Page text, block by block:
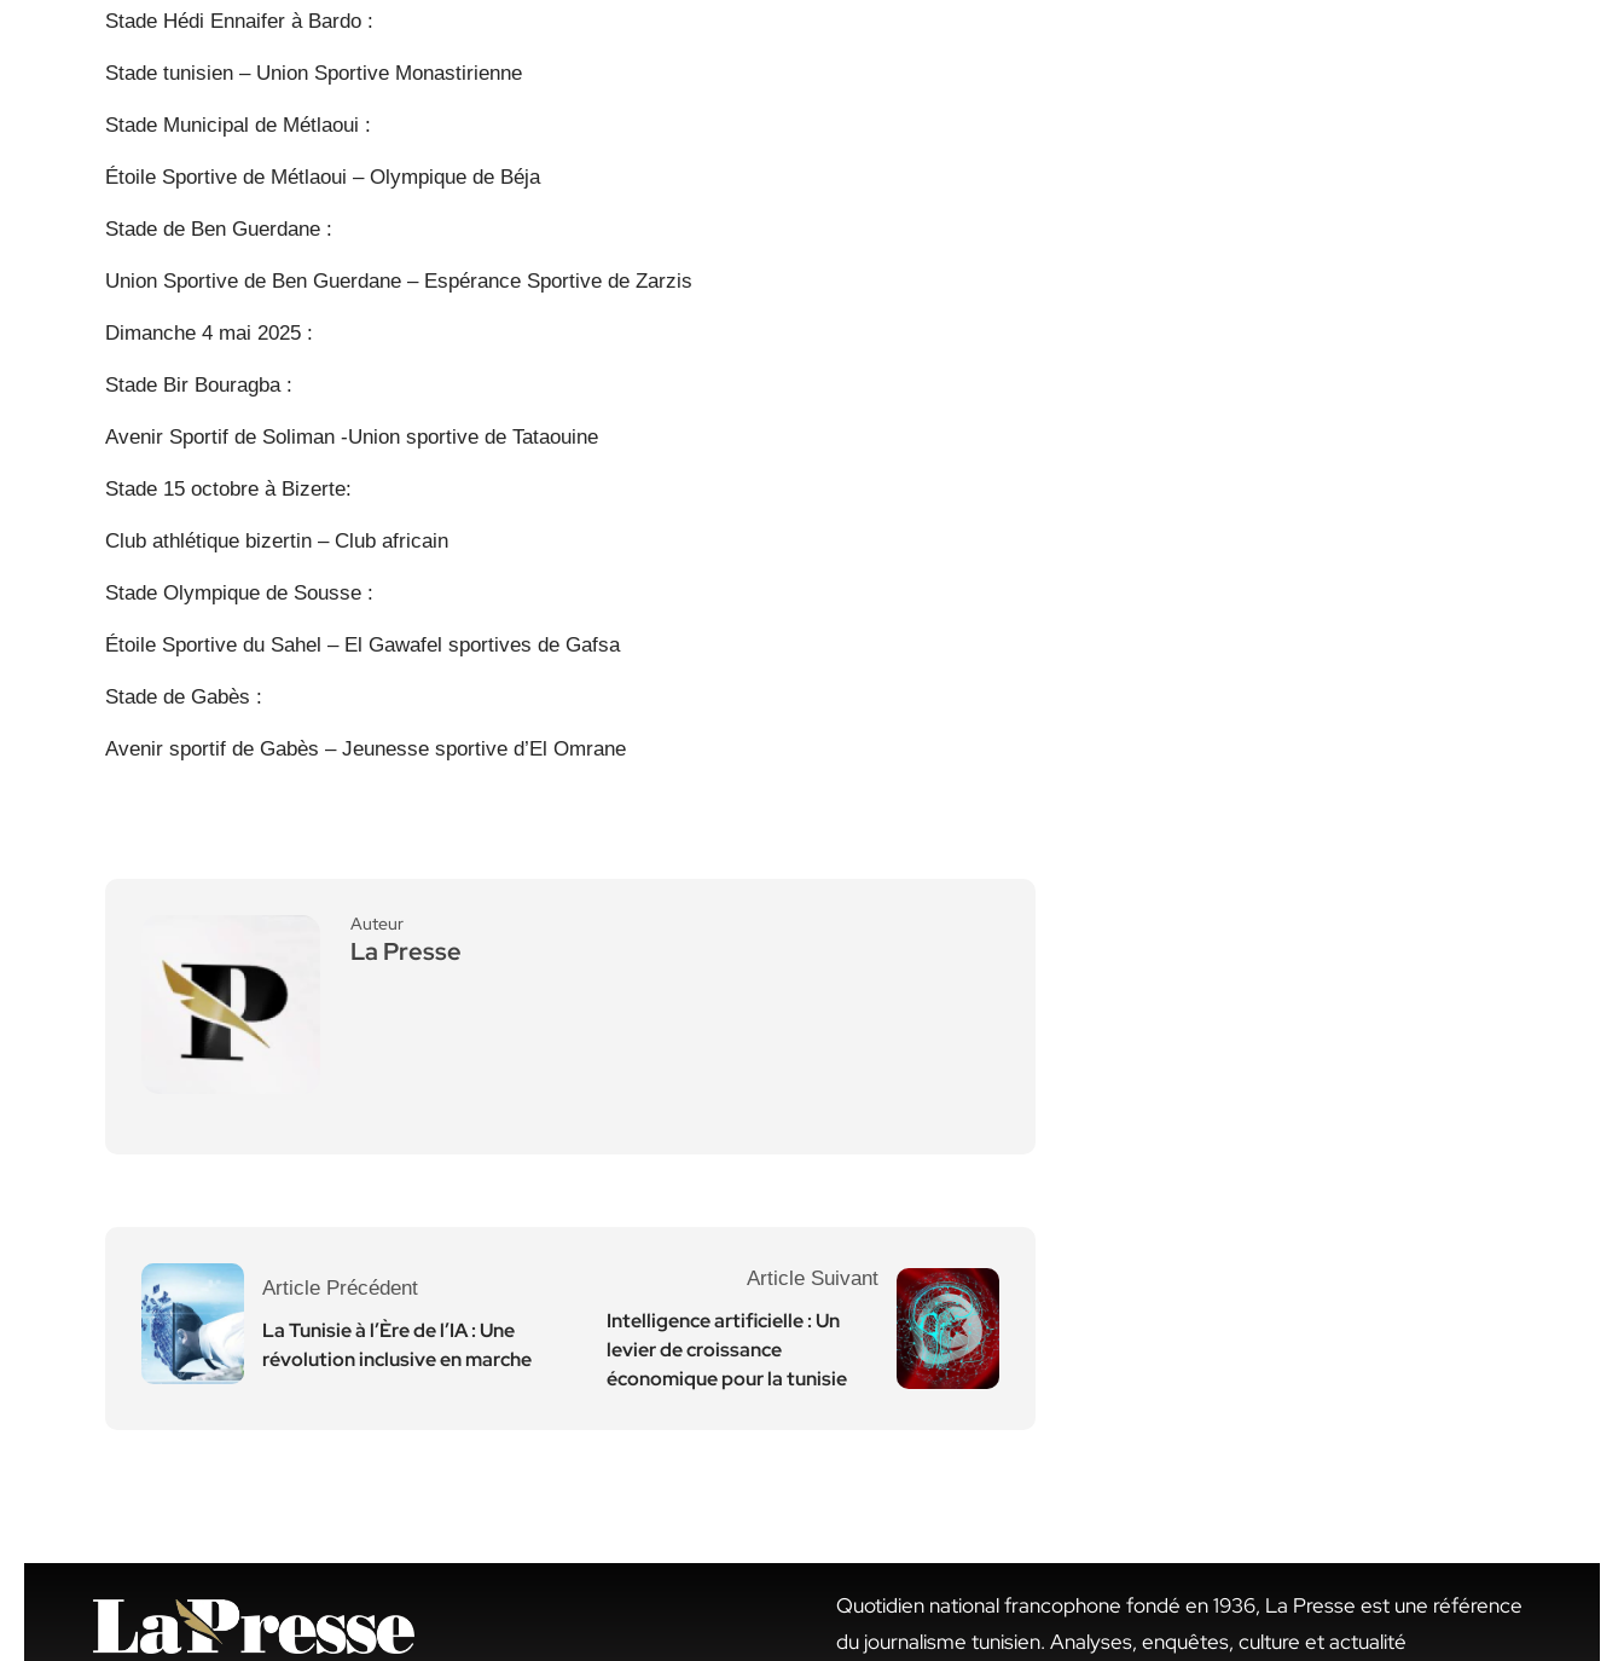
Stade Hédi Ennaifer à Bardo :
Stade tunisien – Union Sportive Monastirienne
Stade Municipal de Métlaoui :
Étoile Sportive de Métlaoui – Olympique de Béja
Stade de Ben Guerdane :
Union Sportive de Ben Guerdane – Espérance Sportive de Zarzis
Dimanche 4 mai 2025 :
Stade Bir Bouragba :
Avenir Sportif de Soliman -Union sportive de Tataouine
Stade 15 octobre à Bizerte:
Club athlétique bizertin – Club africain
Stade Olympique de Sousse :
Étoile Sportive du Sahel – El Gawafel sportives de Gafsa
Stade de Gabès :
Avenir sportif de Gabès – Jeunesse sportive d’El Omrane
Auteur
La Presse
Article Précédent
La Tunisie à l’Ère de l’IA : Une
révolution inclusive en marche
Article Suivant
Intelligence artificielle : Un
levier de croissance
économique pour la tunisie
Quotidien national francophone fondé en 1936, La Presse est une référence
du journalisme tunisien. Analyses, enquêtes, culture et actualité